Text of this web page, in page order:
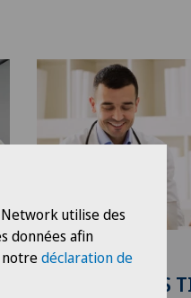
Nos valeurs
CE QUI NOUS
utilise des
données afin
notredéclaration de